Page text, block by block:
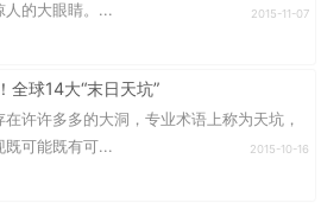
人的大眼睛。...
2015-11-07
全球14大“末日天坑”
在许许多多的大洞，专业术语上称为天坑，
既可能既有可...
2015-10-16